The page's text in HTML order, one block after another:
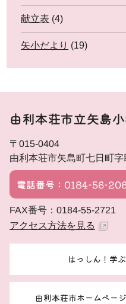
献立表 (4)
矢小だより (19)
由利本荘市立矢島
〒015-0404
由利本荘市矢島町七日町
電話番号：0184-56-
FAX番号：0184-55-2721
アクセス方法を見る
はっしん！学
由利本荘市ホームペー